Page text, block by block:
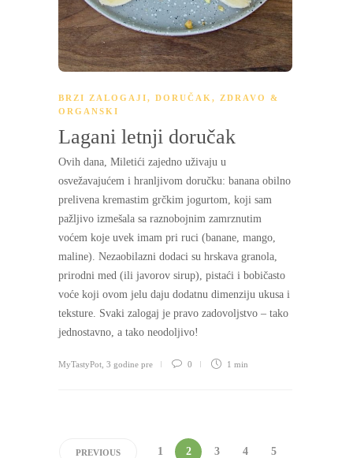
BRZI ZALOGAJI, DORUČAK , ZDRAVO &
ORGANSKI
Lagani letnji doručak
Ovih dana, Miletići zajedno uživaju u
osvežavajućem i hranljivom doručku: banana obilno
prelivena kremastim grčkim jogurtom, koji sam
pažljivo izmešala sa raznobojnim zamrznutim
voćem koje uvek imam pri ruci (banane, mango,
maline). Nezaobilazni dodaci su hrskava granola,
prirodni med (ili javorov sirup), pistaći i bobičasto
voće koji ovom jelu daju dodatnu dimenziju ukusa i
teksture. Svaki zalogaj je pravo zadovoljstvo – tako
jednostavno, a tako neodoljivo!
MyTastyPot 3 godine pre 0 1 min
PREVIOUS 1 2 3 4 5